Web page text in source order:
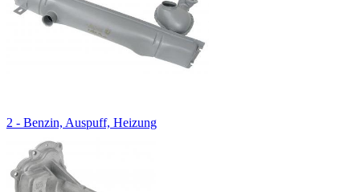
2 - Benzin, Auspuff, Heizung